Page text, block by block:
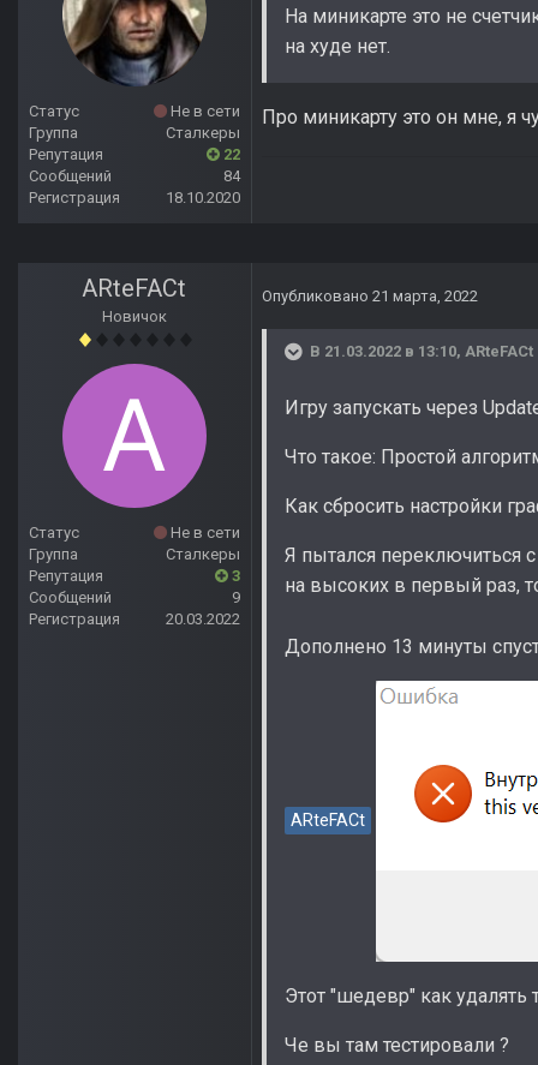
Статус
Не в сети
Группа
Сталкеры
Репутация
22
Сообщений
84
Регистрация
18.10.2020
На миникарте это не
на худе нет.
Про миникарту это он мне, я
ARteFACt
Новичок
Статус
Не в сети
Группа
Сталкеры
Репутация
3
Сообщений
9
Регистрация
20.03.2022
Опубликовано 21 марта, 2022
В 21.03.2022 в 13:10, ARteFACt
Игру запускать через
Что такое: Простой
Как сбросить настройки
Я пытался переключиться
на высоких в первый раз,
Дополнено 13 минуты
ARteFACt
Этот "шедевр" как удалять
Че вы там тестировали ?